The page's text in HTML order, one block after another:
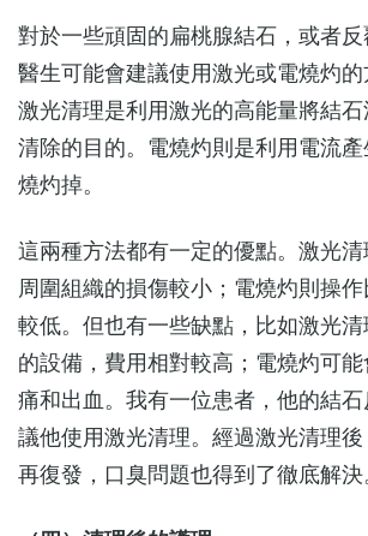
對於一些頑固的扁桃腺結石，或者反
醫生可能會建議使用激光或電燒灼的
激光清理是利用激光的高能量將結石
清除的目的。電燒灼則是利用電流
燒灼掉。
這兩種方法都有一定的優點。激光
周圍組織的損傷較小；電燒灼則操
較低。但也有一些缺點，比如激光
的設備，費用相對較高；電燒灼可
痛和出血。我有一位患者，他的結
議他使用激光清理。經過激光清理
再復發，口臭問題也得到了徹底解決